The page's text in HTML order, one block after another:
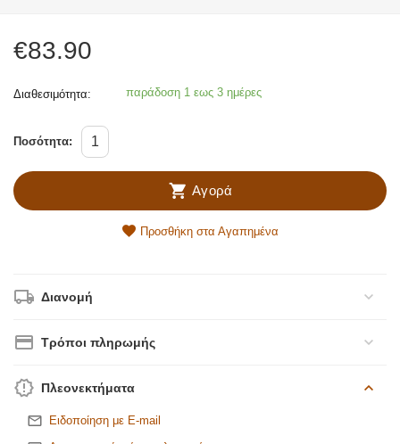
€83.90
Διαθεσιμότητα: παράδοση 1 εως 3 ημέρες
Ποσότητα:
Αγορά
Προσθήκη στα Αγαπημένα
Διανομή
Τρόποι πληρωμής
Πλεονεκτήματα
Ειδοποίηση με E-mail